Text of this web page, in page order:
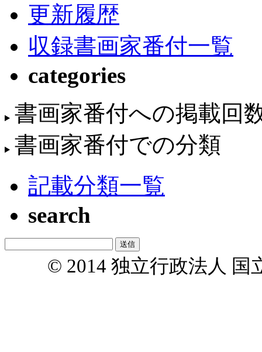
更新履歴
収録書画家番付一覧
categories
書画家番付への掲載回
書画家番付での分類
記載分類一覧
search
© 2014 独立行政法人 国